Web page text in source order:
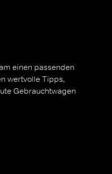
einen passenden
wertvolle Tipps,
Gebrauchtwagen